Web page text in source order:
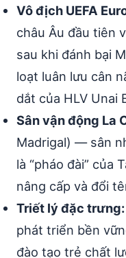
Vô địch UEFA
châu Âu đầu tiên
sau khi đánh bại
loạt luân lưu cân
dắt của HLV Unai
Sân vận động La
Madrigal) — sân
là “pháo đài” của
nâng cấp và đổi
Triết lý đặc trưng:
phát triển bền
đào tạo trẻ chất